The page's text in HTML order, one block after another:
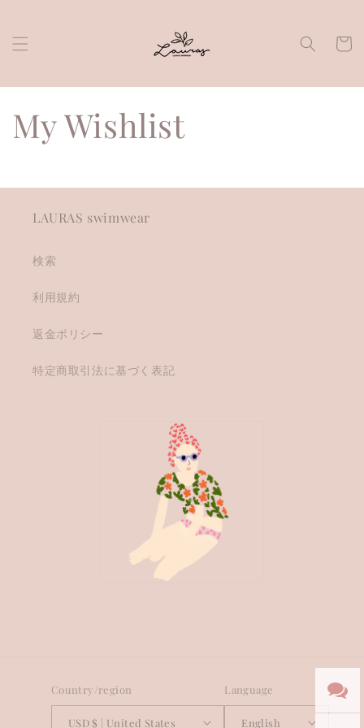
Cart
My Wishlist
LAURAS swimwear
検索
利用規約
返金ポリシー
特定商取引法に基づく表記
Country/region
USD $ | United States
Language
English